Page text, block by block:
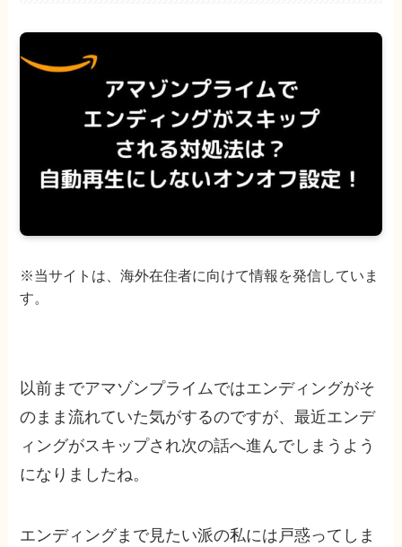
※当サイトは、海外在住者に向けて情報を発信していま
す。
以前までアマゾンプライムではエンディングがそ
のまま流れていた気がするのですが、最近エンデ
ィングがスキップされ次の話へ進んでしまうよう
になりましたね。
エンディングまで見たい派の私には戸惑ってしま